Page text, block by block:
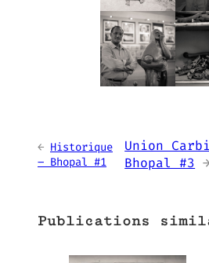
← Historique
– Bhopal #1
Union
Bhopal #3 →
Publications